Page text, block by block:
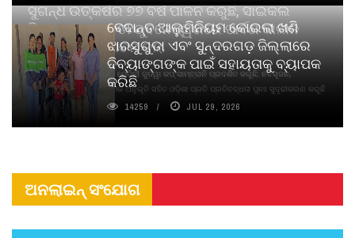
ସୁଗନ୍ଧ ଉତ୍କର୍ଷର ୭୭ ବର୍ଷ ପାଳନ କରୁଛି, ସାଇକଲ
ପିୟୋର୍‌ ଅଗରବତୀ ଭୁବନେଶ୍ୱରରେ ପାର୍ବଣ କାଳୀନ
ନବସୃଜନ ଉନ୍ମୋଚନ କଲା
ବାଉଁଶ ବିହୀନ କଠିନ ଧୂପ ଏବଂ ମେଦିନୀ ଜୁଡୱା କପ୍‌ ସାମ୍ବ୍ରାନି ପ୍ରଦର୍ଶିତ କରୁଛି; ନବସୃଜନ,
ଦୀର୍ଘସ୍ଥାୟିତା ଏବଂ ଆଧ୍ୟାତ୍ମିକ ଅନୁଭୂତି ସହିତ ଓଡ଼ିଶା ପ୍ରତି ପ୍ରତିବଦ୍ଧତା ପୁନଃ ସୁଦୃଢୀକରଣ କରୁଛି
ବେଦାନ୍ତ ଆଲୁମିନିୟମ କୋଇଲା ଖଣି
ଝାରସୁଗୁଡା ଏବଂ ସୁନ୍ଦରଗଡ଼ ଜିଲ୍ଲାରେ
ଦିବ୍ୟାଙ୍ଗଙ୍କ ପାଇଁ ସହାୟତାକୁ ବ୍ୟାପକ
କରିଛି
14259 JUL 29, 2026
ଅନଲାଇନ୍ ସଂଯୋଗ